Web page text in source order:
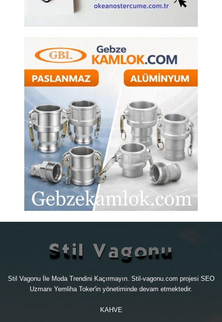
Stil Vagonu İle Moda Trendini Kaçırmayın. Stil-vagonu.com projesi SEO
Uzmanı Yemliha Toker'in yönetiminde devam etmektedir.
KAHVE